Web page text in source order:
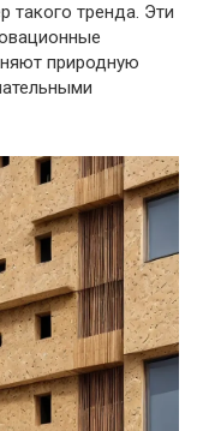
такого тренда. Эти
природную